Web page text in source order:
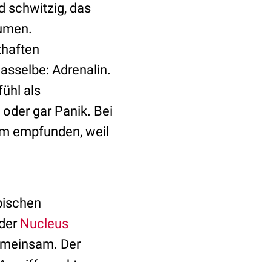
schwitzig, das
Adrenalin.
als
gar Panik. Bei
empfunden, weil
Nucleus
Der